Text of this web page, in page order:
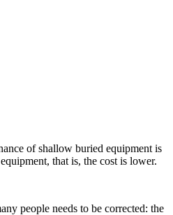
of shallow buried equipment is
that is, the cost is lower.
people needs to be corrected: the